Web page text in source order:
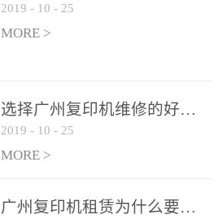
2019 - 10 - 25
MORE >
选择广州复印机维修的好处有哪些?
2019 - 10 - 25
MORE >
广州复印机租赁为什么要选大平台